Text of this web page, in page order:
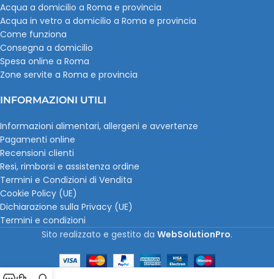
Acqua a domicilio a Roma e provincia
Acqua in vetro a domicilio a Roma e provincia
Come funziona
Consegna a domicilio
Spesa online a Roma
Zone servite a Roma e provincia
INFORMAZIONI UTILI
Informazioni alimentari, allergeni e avvertenze
Pagamenti online
Recensioni clienti
Resi, rimborsi e assistenza ordine
Termini e Condizioni di Vendita
Cookie Policy (UE)
Dichiarazione sulla Privacy (UE)
Termini e condizioni
Sito realizzato e gestito da WebSolutionPro.